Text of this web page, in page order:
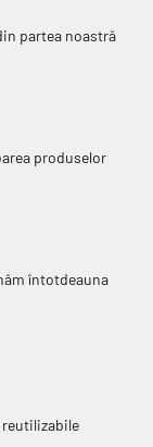
partea noastră
produselor
întotdeauna